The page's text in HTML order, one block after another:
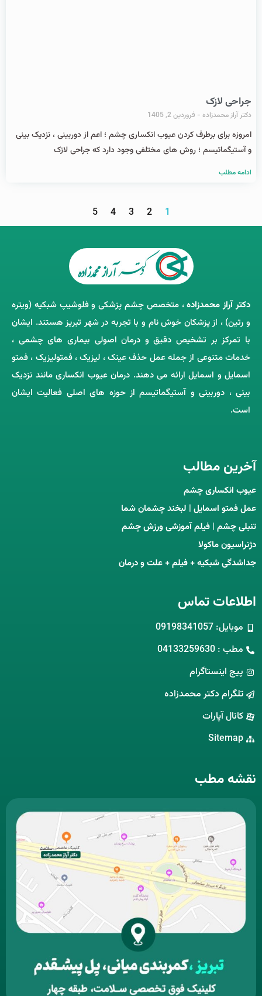
جراحی لازک
دکتر آراز محمدزاده فروردین 2, 1405
امروزه برای برطرف کردن عیوب انکساری چشم ؛ اعم از دوربینی ، نزدیک بینی
و آستیگماتیسم ؛ روش های مختلفی وجود دارد که جراحی لازک
ادامه مطلب
1
2
3
4
5
دکتر آراز محمدزاده، متخصص چشم‌ پزشکی و فلوشیپ شبکیه (ویتره
و رتین) ، از پزشکان خوش ‌نام و با تجربه در شهر تبریز هستند. ایشان
با تمرکز بر تشخیص دقیق و درمان اصولی بیماری ‌های چشمی ،
خدمات متنوعی از جمله عمل حذف عینک ، لیزیک ، فمتولیزیک ، فمتو
اسمایل و اسمایل ارائه می ‌دهند. درمان عیوب انکساری مانند نزدیک
‌بینی ، دوربینی و آستیگماتیسم از حوزه‌ های اصلی فعالیت ایشان
است.
آخرین مطالب
عیوب انکساری چشم
عمل فمتو اسمایل | لبخند چشمان شما
تنبلی چشم | فیلم آموزشی ورزش چشم
دژنراسیون ماکولا
جداشدگی شبکیه + فیلم + علت و درمان
اطلاعات تماس
موبایل: 09198341057
مطب : 04133259630
پیج اینستاگرام
تلگرام دکتر محمدزاده
کانال آپارات
Sitemap
نقشه مطب